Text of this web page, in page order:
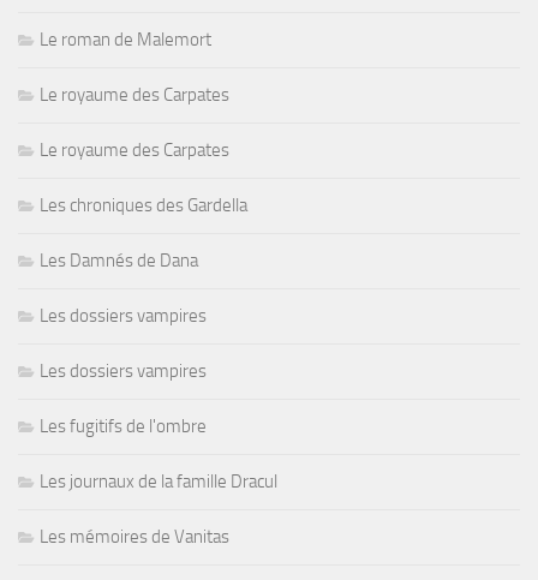
Le roman de Malemort
Le royaume des Carpates
Le royaume des Carpates
Les chroniques des Gardella
Les Damnés de Dana
Les dossiers vampires
Les dossiers vampires
Les fugitifs de l'ombre
Les journaux de la famille Dracul
Les mémoires de Vanitas